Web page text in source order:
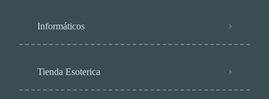
Informáticos
Tienda Esoterica